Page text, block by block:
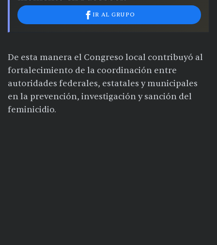
IR AL GRUPO
De esta manera el Congreso local contribuyó al
fortalecimiento de la coordinación entre
autoridades federales, estatales y municipales
en la prevención, investigación y sanción del
feminicidio.